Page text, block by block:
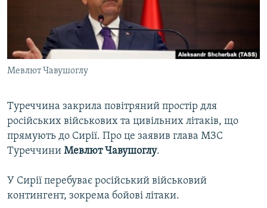
ВІДЕОУРОКИ «ELIFBE»
СВІДЧЕННЯ ОКУПАЦІЇ
УКРАЇНСЬКА ПРОБЛЕМА КРИМУ
ІНФОГРАФІКА
Qırımtatar
ДОЛУЧАЙСЯ!
Усі сайти RFE/RL
Мевлют Чавушоглу
Туреччина закрила повітряний простір для
російських військових та цивільних літаків, що
прямують до Сирії. Про це заявив глава МЗС
Туреччини Мевлют Чавушоглу.
У Сирії перебуває російський військовий
контингент, зокрема бойові літаки.